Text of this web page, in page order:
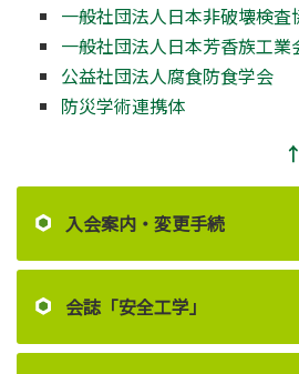
入会案内・変更手続
会誌「安全工学」
一般社団法人日本非破壊検査
一般社団法人日本芳香族工業
公益社団法人腐食防食学会
防災学術連携体